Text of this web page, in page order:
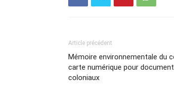
Article précédent
Mémoire environnementale du
carte numérique pour
coloniaux